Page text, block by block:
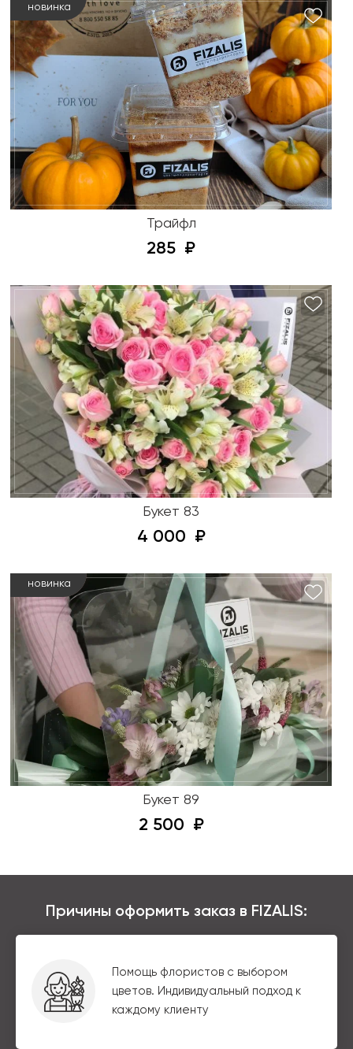
новинка
Трайфл
285
Букет 83
4 000
новинка
Букет 89
2 500
Причины оформить заказ в FIZALIS:
Помощь флористов с выбором
цветов. Индивидуальный подход к
каждому клиенту